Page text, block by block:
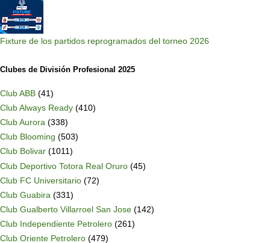
Fixture de los partidos reprogramados del torneo 2026
Clubes de División Profesional 2025
Club ABB (41)
Club Always Ready (410)
Club Aurora (338)
Club Blooming (503)
Club Bolivar (1011)
Club Deportivo Totora Real Oruro (45)
Club FC Universitario (72)
Club Guabira (331)
Club Gualberto Villarroel San Jose (142)
Club Independiente Petrolero (261)
Club Oriente Petrolero (479)